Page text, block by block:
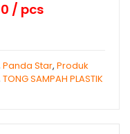
/ pcs
Panda Star, Produk
TONG SAMPAH PLASTIK